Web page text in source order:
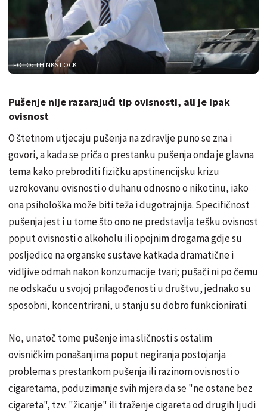
FOTO: THINKSTOCK
Pušenje nije razarajući tip ovisnosti, ali je ipak
ovisnost
O štetnom utjecaju pušenja na zdravlje puno se zna i
govori, a kada se priča o prestanku pušenja onda je glavna
tema kako prebroditi fizičku apstinencijsku krizu
uzrokovanu ovisnosti o duhanu odnosno o nikotinu, iako
ona psihološka može biti teža i dugotrajnija. Specifičnost
pušenja jest i u tome što ono ne predstavlja tešku ovisnost
poput ovisnosti o alkoholu ili opojnim drogama gdje su
posljedice na organske sustave katkada dramatične i
vidljive odmah nakon konzumacije tvari; pušači ni po čemu
ne odskaču u svojoj prilagođenosti u društvu, jednako su
sposobni, koncentrirani, u stanju su dobro funkcionirati.
No, unatoč tome pušenje ima sličnosti s ostalim
ovisničkim ponašanjima poput negiranja postojanja
problema s prestankom pušenja ili razinom ovisnosti o
cigaretama, poduzimanje svih mjera da se "ne ostane bez
cigareta", tzv. "žicanje" ili traženje cigareta od drugih ljudi